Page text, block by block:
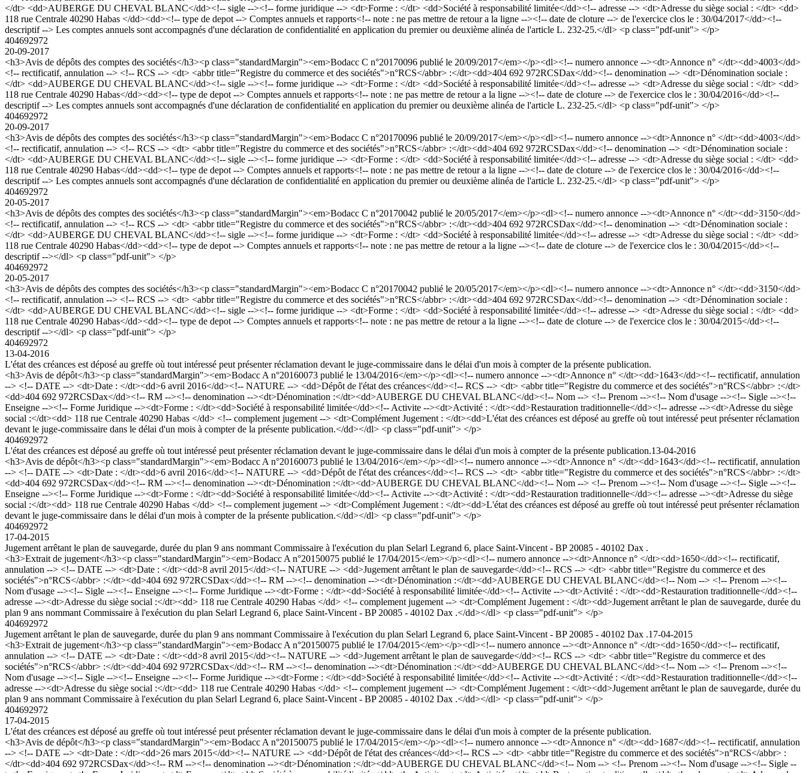
</dt> <dd>AUBERGE DU CHEVAL BLANC</dd><!-- sigle --><!-- forme juridique --> <dt>Forme : </dt> <dd>Société à responsabilité limitée</dd><!-- adresse --> <dt>Adresse du siège social : </dt> <dd>
118 rue Centrale 40290 Habas </dd><dd><!-- type de depot --> Comptes annuels et rapports<!-- note : ne pas mettre de retour a la ligne --><!-- date de cloture --> de l'exercice clos le : 30/04/2017</dd><!--
descriptif --> Les comptes annuels sont accompagnés d'une déclaration de confidentialité en application du premier ou deuxième alinéa de l'article L. 232-25.</dl> <p class="pdf-unit"> </p>
404692972
20-09-2017
<h3>Avis de dépôts des comptes des sociétés</h3><p class="standardMargin"><em>Bodacc C n°20170096 publié le 20/09/2017</em></p><dl><!-- numero annonce --><dt>Annonce n° </dt><dd>4003</dd>
<!-- rectificatif, annulation --> <!-- RCS --> <dt> <abbr title="Registre du commerce et des sociétés">n°RCS</abbr> :</dt><dd>404 692 972RCSDax</dd><!-- denomination --> <dt>Dénomination sociale :
</dt> <dd>AUBERGE DU CHEVAL BLANC</dd><!-- sigle --><!-- forme juridique --> <dt>Forme : </dt> <dd>Société à responsabilité limitée</dd><!-- adresse --> <dt>Adresse du siège social : </dt> <dd>
118 rue Centrale 40290 Habas</dd><dd><!-- type de depot --> Comptes annuels et rapports<!-- note : ne pas mettre de retour a la ligne --><!-- date de cloture --> de l'exercice clos le : 30/04/2016</dd><!--
descriptif --> Les comptes annuels sont accompagnés d'une déclaration de confidentialité en application du premier ou deuxième alinéa de l'article L. 232-25.</dl> <p class="pdf-unit"> </p>
404692972
20-09-2017
<h3>Avis de dépôts des comptes des sociétés</h3><p class="standardMargin"><em>Bodacc C n°20170096 publié le 20/09/2017</em></p><dl><!-- numero annonce --><dt>Annonce n° </dt><dd>4003</dd>
<!-- rectificatif, annulation --> <!-- RCS --> <dt> <abbr title="Registre du commerce et des sociétés">n°RCS</abbr> :</dt><dd>404 692 972RCSDax</dd><!-- denomination --> <dt>Dénomination sociale :
</dt> <dd>AUBERGE DU CHEVAL BLANC</dd><!-- sigle --><!-- forme juridique --> <dt>Forme : </dt> <dd>Société à responsabilité limitée</dd><!-- adresse --> <dt>Adresse du siège social : </dt> <dd>
118 rue Centrale 40290 Habas</dd><dd><!-- type de depot --> Comptes annuels et rapports<!-- note : ne pas mettre de retour a la ligne --><!-- date de cloture --> de l'exercice clos le : 30/04/2016</dd><!--
descriptif --> Les comptes annuels sont accompagnés d'une déclaration de confidentialité en application du premier ou deuxième alinéa de l'article L. 232-25.</dl> <p class="pdf-unit"> </p>
404692972
20-05-2017
<h3>Avis de dépôts des comptes des sociétés</h3><p class="standardMargin"><em>Bodacc C n°20170042 publié le 20/05/2017</em></p><dl><!-- numero annonce --><dt>Annonce n° </dt><dd>3150</dd>
<!-- rectificatif, annulation --> <!-- RCS --> <dt> <abbr title="Registre du commerce et des sociétés">n°RCS</abbr> :</dt><dd>404 692 972RCSDax</dd><!-- denomination --> <dt>Dénomination sociale :
</dt> <dd>AUBERGE DU CHEVAL BLANC</dd><!-- sigle --><!-- forme juridique --> <dt>Forme : </dt> <dd>Société à responsabilité limitée</dd><!-- adresse --> <dt>Adresse du siège social : </dt> <dd>
118 rue Centrale 40290 Habas</dd><dd><!-- type de depot --> Comptes annuels et rapports<!-- note : ne pas mettre de retour a la ligne --><!-- date de cloture --> de l'exercice clos le : 30/04/2015</dd><!--
descriptif --></dl> <p class="pdf-unit"> </p>
404692972
20-05-2017
<h3>Avis de dépôts des comptes des sociétés</h3><p class="standardMargin"><em>Bodacc C n°20170042 publié le 20/05/2017</em></p><dl><!-- numero annonce --><dt>Annonce n° </dt><dd>3150</dd>
<!-- rectificatif, annulation --> <!-- RCS --> <dt> <abbr title="Registre du commerce et des sociétés">n°RCS</abbr> :</dt><dd>404 692 972RCSDax</dd><!-- denomination --> <dt>Dénomination sociale :
</dt> <dd>AUBERGE DU CHEVAL BLANC</dd><!-- sigle --><!-- forme juridique --> <dt>Forme : </dt> <dd>Société à responsabilité limitée</dd><!-- adresse --> <dt>Adresse du siège social : </dt> <dd>
118 rue Centrale 40290 Habas</dd><dd><!-- type de depot --> Comptes annuels et rapports<!-- note : ne pas mettre de retour a la ligne --><!-- date de cloture --> de l'exercice clos le : 30/04/2015</dd><!--
descriptif --></dl> <p class="pdf-unit"> </p>
404692972
13-04-2016
L'état des créances est déposé au greffe où tout intéressé peut présenter réclamation devant le juge-commissaire dans le délai d'un mois à compter de la présente publication.
<h3>Avis de dépôt</h3><p class="standardMargin"><em>Bodacc A n°20160073 publié le 13/04/2016</em></p><dl><!-- numero annonce --><dt>Annonce n° </dt><dd>1643</dd><!-- rectificatif, annulation
--> <!-- DATE --> <dt>Date : </dt><dd>6 avril 2016</dd><!-- NATURE --> <dd>Dépôt de l'état des créances</dd><!-- RCS --> <dt> <abbr title="Registre du commerce et des sociétés">n°RCS</abbr> :</dt>
<dd>404 692 972RCSDax</dd><!-- RM --><!-- denomination --><dt>Dénomination :</dt><dd>AUBERGE DU CHEVAL BLANC</dd><!-- Nom --> <!-- Prenom --><!-- Nom d'usage --><!-- Sigle --><!--
Enseigne --><!-- Forme Juridique --><dt>Forme : </dt><dd>Société à responsabilité limitée</dd><!-- Activite --><dt>Activité : </dt><dd>Restauration traditionnelle</dd><!-- adresse --><dt>Adresse du siège
social :</dt><dd> 118 rue Centrale 40290 Habas </dd> <!-- complement jugement --> <dt>Complément Jugement : </dt><dd>L'état des créances est déposé au greffe où tout intéressé peut présenter réclamation
devant le juge-commissaire dans le délai d'un mois à compter de la présente publication.</dd></dl> <p class="pdf-unit"> </p>
404692972
L'état des créances est déposé au greffe où tout intéressé peut présenter réclamation devant le juge-commissaire dans le délai d'un mois à compter de la présente publication.13-04-2016
<h3>Avis de dépôt</h3><p class="standardMargin"><em>Bodacc A n°20160073 publié le 13/04/2016</em></p><dl><!-- numero annonce --><dt>Annonce n° </dt><dd>1643</dd><!-- rectificatif, annulation
--> <!-- DATE --> <dt>Date : </dt><dd>6 avril 2016</dd><!-- NATURE --> <dd>Dépôt de l'état des créances</dd><!-- RCS --> <dt> <abbr title="Registre du commerce et des sociétés">n°RCS</abbr> :</dt>
<dd>404 692 972RCSDax</dd><!-- RM --><!-- denomination --><dt>Dénomination :</dt><dd>AUBERGE DU CHEVAL BLANC</dd><!-- Nom --> <!-- Prenom --><!-- Nom d'usage --><!-- Sigle --><!--
Enseigne --><!-- Forme Juridique --><dt>Forme : </dt><dd>Société à responsabilité limitée</dd><!-- Activite --><dt>Activité : </dt><dd>Restauration traditionnelle</dd><!-- adresse --><dt>Adresse du siège
social :</dt><dd> 118 rue Centrale 40290 Habas </dd> <!-- complement jugement --> <dt>Complément Jugement : </dt><dd>L'état des créances est déposé au greffe où tout intéressé peut présenter réclamation
devant le juge-commissaire dans le délai d'un mois à compter de la présente publication.</dd></dl> <p class="pdf-unit"> </p>
404692972
17-04-2015
Jugement arrêtant le plan de sauvegarde, durée du plan 9 ans nommant Commissaire à l'exécution du plan Selarl Legrand 6, place Saint-Vincent - BP 20085 - 40102 Dax .
<h3>Extrait de jugement</h3><p class="standardMargin"><em>Bodacc A n°20150075 publié le 17/04/2015</em></p><dl><!-- numero annonce --><dt>Annonce n° </dt><dd>1650</dd><!-- rectificatif,
annulation --> <!-- DATE --> <dt>Date : </dt><dd>8 avril 2015</dd><!-- NATURE --> <dd>Jugement arrêtant le plan de sauvegarde</dd><!-- RCS --> <dt> <abbr title="Registre du commerce et des
sociétés">n°RCS</abbr> :</dt><dd>404 692 972RCSDax</dd><!-- RM --><!-- denomination --><dt>Dénomination :</dt><dd>AUBERGE DU CHEVAL BLANC</dd><!-- Nom --> <!-- Prenom --><!--
Nom d'usage --><!-- Sigle --><!-- Enseigne --><!-- Forme Juridique --><dt>Forme : </dt><dd>Société à responsabilité limitée</dd><!-- Activite --><dt>Activité : </dt><dd>Restauration traditionnelle</dd><!--
adresse --><dt>Adresse du siège social :</dt><dd> 118 rue Centrale 40290 Habas </dd> <!-- complement jugement --> <dt>Complément Jugement : </dt><dd>Jugement arrêtant le plan de sauvegarde, durée du
plan 9 ans nommant Commissaire à l'exécution du plan Selarl Legrand 6, place Saint-Vincent - BP 20085 - 40102 Dax .</dd></dl> <p class="pdf-unit"> </p>
404692972
Jugement arrêtant le plan de sauvegarde, durée du plan 9 ans nommant Commissaire à l'exécution du plan Selarl Legrand 6, place Saint-Vincent - BP 20085 - 40102 Dax .17-04-2015
<h3>Extrait de jugement</h3><p class="standardMargin"><em>Bodacc A n°20150075 publié le 17/04/2015</em></p><dl><!-- numero annonce --><dt>Annonce n° </dt><dd>1650</dd><!-- rectificatif,
annulation --> <!-- DATE --> <dt>Date : </dt><dd>8 avril 2015</dd><!-- NATURE --> <dd>Jugement arrêtant le plan de sauvegarde</dd><!-- RCS --> <dt> <abbr title="Registre du commerce et des
sociétés">n°RCS</abbr> :</dt><dd>404 692 972RCSDax</dd><!-- RM --><!-- denomination --><dt>Dénomination :</dt><dd>AUBERGE DU CHEVAL BLANC</dd><!-- Nom --> <!-- Prenom --><!--
Nom d'usage --><!-- Sigle --><!-- Enseigne --><!-- Forme Juridique --><dt>Forme : </dt><dd>Société à responsabilité limitée</dd><!-- Activite --><dt>Activité : </dt><dd>Restauration traditionnelle</dd><!--
adresse --><dt>Adresse du siège social :</dt><dd> 118 rue Centrale 40290 Habas </dd> <!-- complement jugement --> <dt>Complément Jugement : </dt><dd>Jugement arrêtant le plan de sauvegarde, durée du
plan 9 ans nommant Commissaire à l'exécution du plan Selarl Legrand 6, place Saint-Vincent - BP 20085 - 40102 Dax .</dd></dl> <p class="pdf-unit"> </p>
404692972
17-04-2015
L'état des créances est déposé au greffe où tout intéressé peut présenter réclamation devant le juge-commissaire dans le délai d'un mois à compter de la présente publication.
<h3>Avis de dépôt</h3><p class="standardMargin"><em>Bodacc A n°20150075 publié le 17/04/2015</em></p><dl><!-- numero annonce --><dt>Annonce n° </dt><dd>1687</dd><!-- rectificatif, annulation
--> <!-- DATE --> <dt>Date : </dt><dd>26 mars 2015</dd><!-- NATURE --> <dd>Dépôt de l'état des créances</dd><!-- RCS --> <dt> <abbr title="Registre du commerce et des sociétés">n°RCS</abbr> :
</dt><dd>404 692 972RCSDax</dd><!-- RM --><!-- denomination --><dt>Dénomination :</dt><dd>AUBERGE DU CHEVAL BLANC</dd><!-- Nom --> <!-- Prenom --><!-- Nom d'usage --><!-- Sigle --